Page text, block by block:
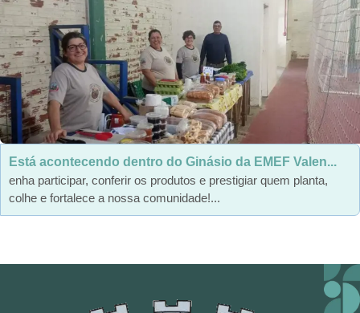
Está acontecendo dentro do Ginásio da EMEF Valen...
enha participar, conferir os produtos e prestigiar quem planta,
colhe e fortalece a nossa comunidade!...